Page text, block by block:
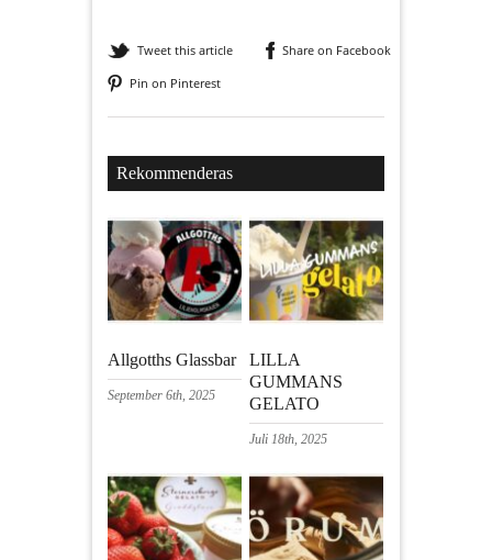
Tweet this article
Share on Facebook
Pin on Pinterest
Rekommenderas
Allgotths Glassbar
September 6th, 2025
LILLA
GUMMANS
GELATO
Juli 18th, 2025